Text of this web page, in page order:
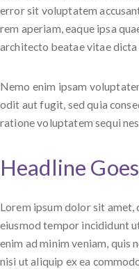
error sit voluptatem
rem aperiam, eaque ipsa
architecto beatae vitae
Nemo enim ipsam
odit aut fugit, sed quia
ratione voluptatem sequi
Headline
Lorem ipsum dolor sit amet,
eiusmod tempor incididunt
enim ad minim veniam, quis
nisi ut aliquip ex ea